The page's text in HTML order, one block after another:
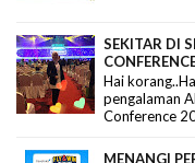
SEKITAR DI
Hai
pengalaman
Conference
MENANGI